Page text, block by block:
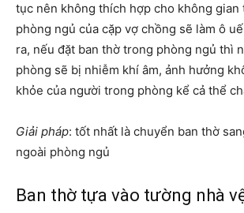
tục nên không thích hợp cho không gian
phòng ngủ của cặp vợ chồng sẽ làm ô
ra, nếu đặt ban thờ trong phòng ngủ thì
phòng sẽ bị nhiễm khí âm, ảnh hưởng
khỏe của người trong phòng kể cả thể
Giải pháp: tốt nhất là chuyển ban thờ
ngoài phòng ngủ
Ban thờ tựa vào tường nhà